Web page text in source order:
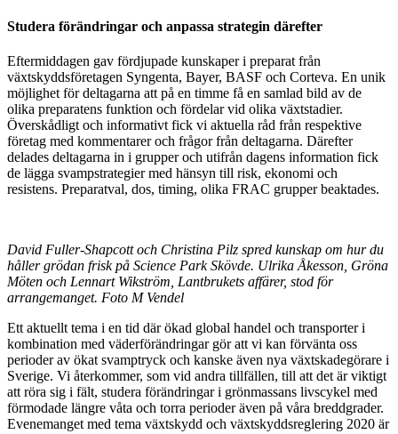
Studera förändringar och anpassa strategin därefter
Eftermiddagen gav fördjupade kunskaper i preparat från
växtskyddsföretagen Syngenta, Bayer, BASF och Corteva. En unik
möjlighet för deltagarna att på en timme få en samlad bild av de
olika preparatens funktion och fördelar vid olika växtstadier.
Överskådligt och informativt fick vi aktuella råd från respektive
företag med kommentarer och frågor från deltagarna. Därefter
delades deltagarna in i grupper och utifrån dagens information fick
de lägga svampstrategier med hänsyn till risk, ekonomi och
resistens. Preparatval, dos, timing, olika FRAC grupper beaktades.
David Fuller-Shapcott och Christina Pilz spred kunskap om hur du
håller grödan frisk på Science Park Skövde. Ulrika Åkesson, Gröna
Möten och Lennart Wikström, Lantbrukets affärer, stod för
arrangemanget. Foto M Vendel
Ett aktuellt tema i en tid där ökad global handel och transporter i
kombination med väderförändringar gör att vi kan förvänta oss
perioder av ökat svamptryck och kanske även nya växtskadegörare i
Sverige. Vi återkommer, som vid andra tillfällen, till att det är viktigt
att röra sig i fält, studera förändringar i grönmassans livscykel med
förmodade längre våta och torra perioder även på våra breddgrader.
Evenemanget med tema växtskydd och växtskyddsreglering 2020 är